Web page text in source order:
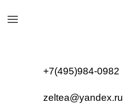
+7(495)984-0982
zeltea@yandex.ru